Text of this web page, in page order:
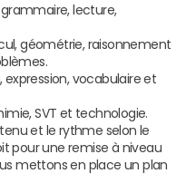
lecture,
géométrie, raisonnement
vocabulaire et
SVT et technologie.
et le rythme selon le
pour une remise à niveau
mettons en place un plan